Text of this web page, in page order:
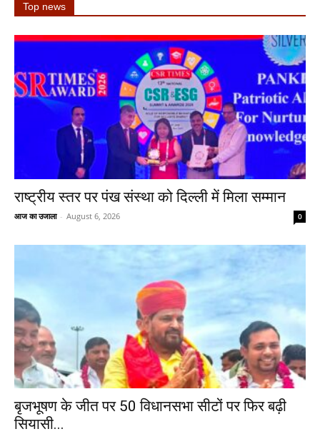
Top news
राष्ट्रीय स्तर पर पंख संस्था को दिल्ली में मिला सम्मान
आज का उजाला - August 6, 2026 0
बृजभूषण के जीत पर 50 विधानसभा सीटों पर फिर बढ़ी
सियासी...